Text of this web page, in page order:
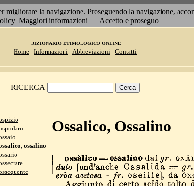
migliorare la navigazione. Proseguendo la navigazione,
Maggiori informazioni Accetto e proseguo
DIZIONARIO ETIMOLOGICO ONLINE
Home - Informazioni -Abbreviazioni - Contatti
RICERCA
ossalino
Ossalico, Ossalino